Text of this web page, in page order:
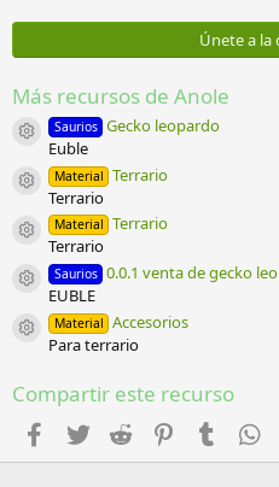
Únete a la
Más recursos de Anole
Icono del recurso
Saurios Gecko leopardo
Euble
Icono del recurso
Material Terrario
Terrario
Icono del recurso
Material Terrario
Terrario
Icono del recurso
Saurios 0.0.1 venta de gecko
EUBLE
Icono del recurso
Material Accesorios
Para terrario
Compartir este recurso
Facebook
Twitter Reddit PinterestTumblr